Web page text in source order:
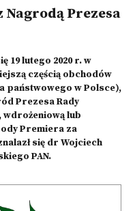
Prezesa
19 lutego 2020 r. w
częścią obchodów
państwowego w Polsce),
Prezesa Rady
wdrożeniową lub
Premiera za
się dr Wojciech
PAN.